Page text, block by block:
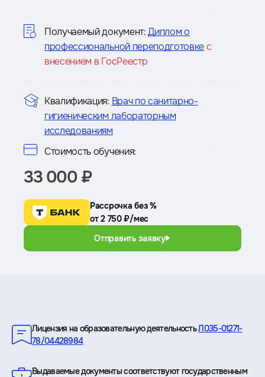
курсеПолучаемый документ: Диплом о
профессиональной переподготовкес
внесением в ГосРеестр
Квалификация: Врач по санитарно-
гигиеническим лабораторным
исследованиям
Стоимость обучения:
33 000 ₽
Рассрочка без %
от 2 750 ₽/мес
Отправить заявку
Лицензия на образовательную деятельностьЛ035-01271-
78/04428984
Выдаваемые документы соответствуют государственным